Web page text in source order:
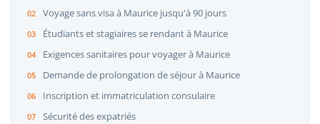
Voyage sans visa à Maurice jusqu'à 90 jours
Étudiants et stagiaires se rendant à Maurice
Exigences sanitaires pour voyager à Maurice
Demande de prolongation de séjour à Maurice
Inscription et immatriculation consulaire
Sécurité des expatriés